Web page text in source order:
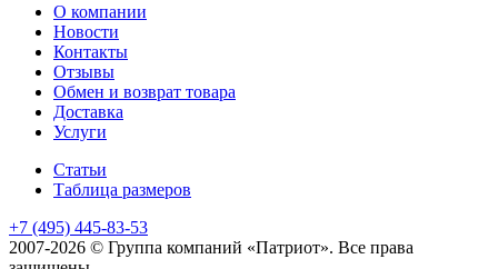
О компании
Новости
Контакты
Отзывы
Обмен и возврат товара
Доставка
Услуги
Статьи
Таблица размеров
+7 (495) 445-83-53
2007-2026 © Группа компаний «Патриот». Все права